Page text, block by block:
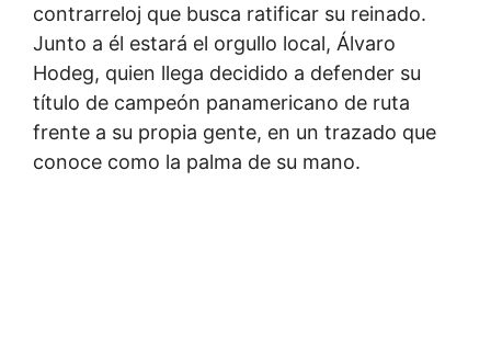
contrarreloj que busca ratificar su reinado.
Junto a él estará el orgullo local, Álvaro
Hodeg, quien llega decidido a defender su
título de campeón panamericano de ruta
frente a su propia gente, en un trazado que
conoce como la palma de su mano.